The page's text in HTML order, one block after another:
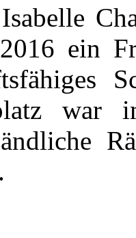
ein
war